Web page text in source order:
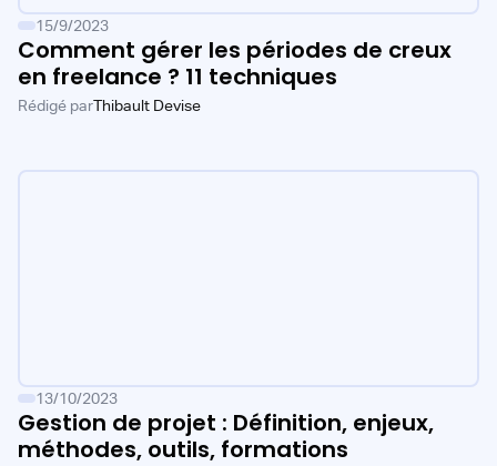
15/9/2023
Comment gérer les périodes de creux
en freelance ? 11 techniques
Rédigé parThibault Devise
13/10/2023
Gestion de projet : Définition, enjeux,
méthodes, outils, formations